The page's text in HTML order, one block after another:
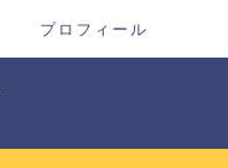
プロフィール